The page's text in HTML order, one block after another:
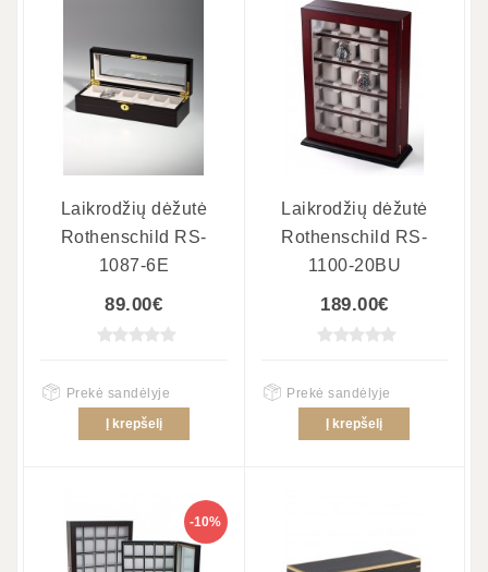
Laikrodžių dėžutė
Rothenschild RS-
1087-6E
89.00€
Prekė sandėlyje
Į krepšelį
Laikrodžių dėžutė
Rothenschild RS-
1100-20BU
189.00€
Prekė sandėlyje
Į krepšelį
-10%